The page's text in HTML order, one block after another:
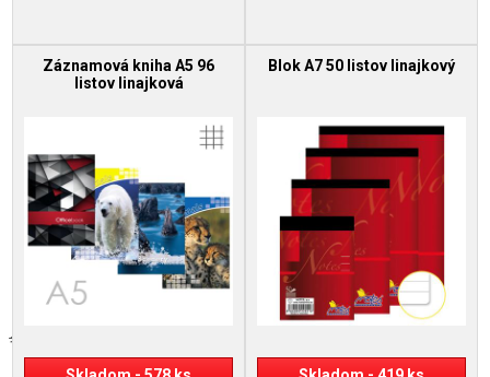
Záznamová kniha A5 96
listov linajková
Blok A7 50 listov linajkový